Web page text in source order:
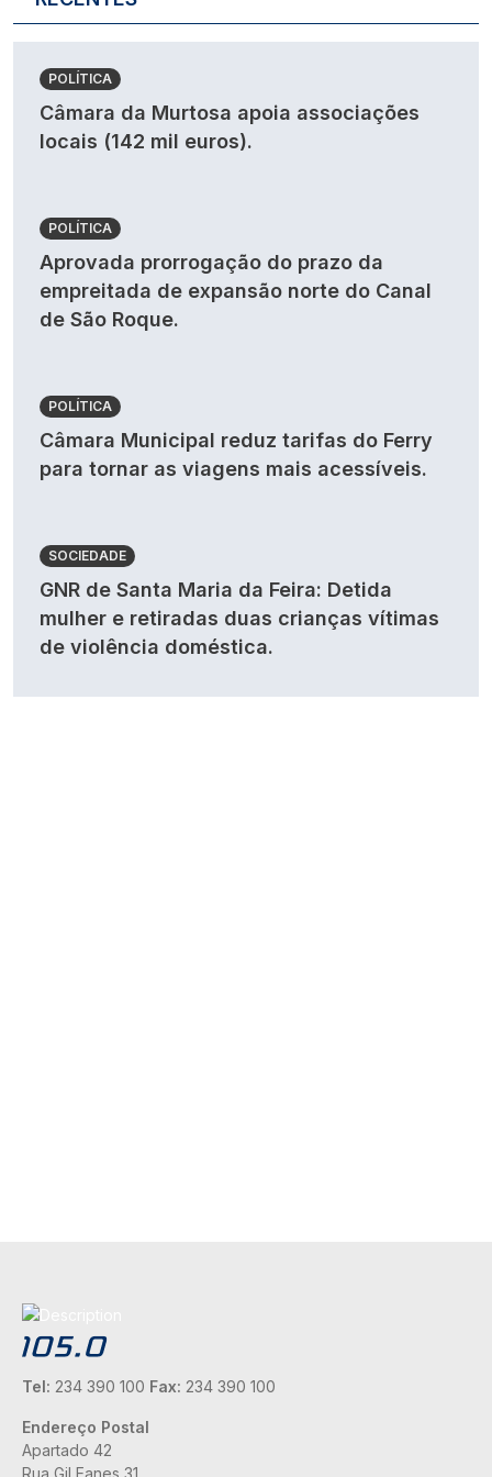
POLÍTICA
Câmara da Murtosa apoia associações
locais (142 mil euros).
POLÍTICA
Aprovada prorrogação do prazo da
empreitada de expansão norte do Canal
de São Roque.
POLÍTICA
Câmara Municipal reduz tarifas do Ferry
para tornar as viagens mais acessíveis.
SOCIEDADE
GNR de Santa Maria da Feira: Detida
mulher e retiradas duas crianças vítimas
de violência doméstica.
Tel: 234 390 100 Fax: 234 390 100
Endereço Postal
Apartado 42
Rua Gil Eanes 31